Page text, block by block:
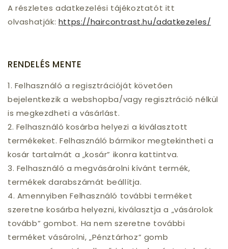
A részletes adatkezelési tájékoztatót itt
olvashatják: https://haircontrast.hu/adatkezeles/
RENDELÉS MENTE
1. Felhasználó a regisztrációját követően
bejelentkezik a webshopba/vagy regisztráció nélkül
is megkezdheti a vásárlást.
2. Felhasználó kosárba helyezi a kiválasztott
termékeket. Felhasználó bármikor megtekintheti a
kosár tartalmát a „kosár” ikonra kattintva.
3. Felhasználó a megvásárolni kívánt termék,
termékek darabszámát beállítja.
4. Amennyiben Felhasználó további terméket
szeretne kosárba helyezni, kiválasztja a „vásárolok
tovább” gombot. Ha nem szeretne további
terméket vásárolni, „Pénztárhoz” gomb